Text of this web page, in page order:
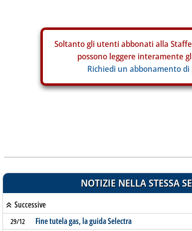
Soltanto gli utenti abbonati alla
possono leggere interamente
Richiedi un abbonamento di
NOTIZIE NELLA STESSA
Successive
29/12 Fine tutela gas, la guida Selectra